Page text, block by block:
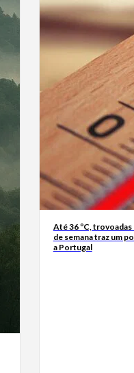
Até 36 ºC, trovoadas
de semana traz um
a Portugal